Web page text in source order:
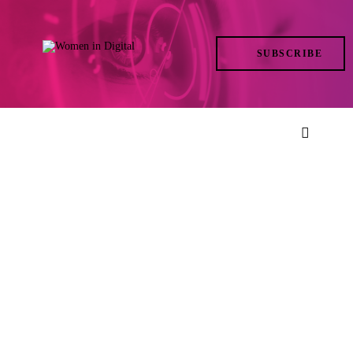
SUBSCRIBE
TRENDS